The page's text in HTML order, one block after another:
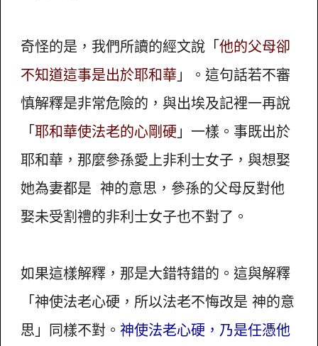
奇怪的是，我們所讀的經文說「他的父母卻
不知道這事是出於耶和華 」。這句話若不審
慎解釋是非常危險的，與出埃及記裡一再說
「耶和華使法老的心剛硬 」一樣。事既出於
耶和華，那麼參孫愛上非利士女子，與想娶
她為妻都是 神的意思，參孫的父母反對他
娶未受割禮的非利士女子也不對了。
如果這樣解釋，那是大錯特錯的。這與解釋
「神使法老心硬，所以法老不悔改是 神的意
思」同樣不對。神使法老心硬，乃是任憑他